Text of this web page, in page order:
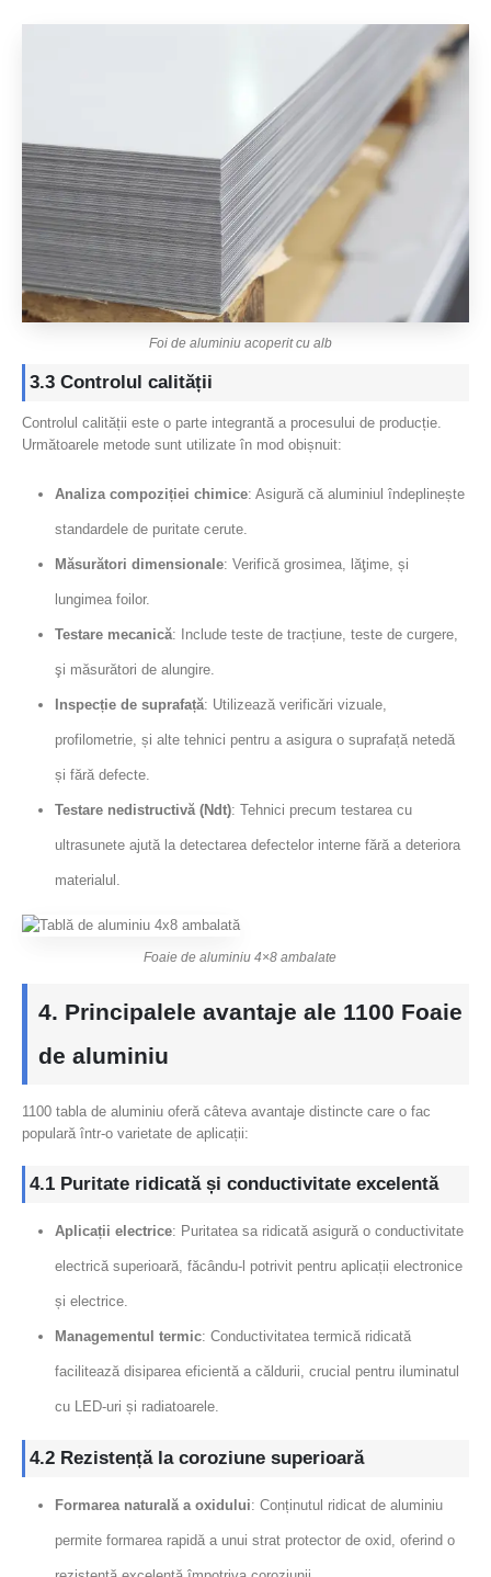
Foi de aluminiu acoperit cu alb
3.3 Controlul calității
Controlul calității este o parte integrantă a procesului de producție.
Următoarele metode sunt utilizate în mod obișnuit:
Analiza compoziției chimice: Asigură că aluminiul îndeplinește
standardele de puritate cerute.
Măsurători dimensionale: Verifică grosimea, lăţime, și
lungimea foilor.
Testare mecanică: Include teste de tracțiune, teste de curgere,
şi măsurători de alungire.
Inspecție de suprafață: Utilizează verificări vizuale,
profilometrie, și alte tehnici pentru a asigura o suprafață netedă
și fără defecte.
Testare nedistructivă (Ndt): Tehnici precum testarea cu
ultrasunete ajută la detectarea defectelor interne fără a deteriora
materialul.
Foaie de aluminiu 4×8 ambalate
4. Principalele avantaje ale 1100 Foaie
de aluminiu
1100 tabla de aluminiu oferă câteva avantaje distincte care o fac
populară într-o varietate de aplicații:
4.1 Puritate ridicată și conductivitate excelentă
Aplicații electrice: Puritatea sa ridicată asigură o conductivitate
electrică superioară, făcându-l potrivit pentru aplicații electronice
și electrice.
Managementul termic: Conductivitatea termică ridicată
facilitează disiparea eficientă a căldurii, crucial pentru iluminatul
cu LED-uri și radiatoarele.
4.2 Rezistență la coroziune superioară
Formarea naturală a oxidului: Conținutul ridicat de aluminiu
permite formarea rapidă a unui strat protector de oxid, oferind o